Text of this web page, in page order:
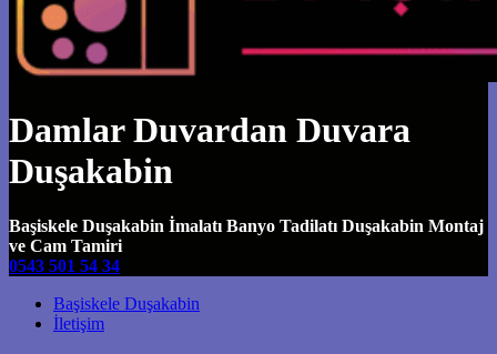
Damlar Duvardan Duvara
Duşakabin
Başiskele Duşakabin İmalatı Banyo Tadilatı Duşakabin Montaj
ve Cam Tamiri
0543 501 54 34
Main Navigation
Başiskele Duşakabin
İletişim